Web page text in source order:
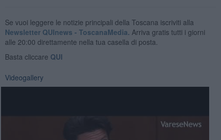
Se vuoi leggere le notizie principali della Toscana iscriviti alla
Newsletter QUInews - ToscanaMedia. Arriva gratis tutti i giorni
alle 20:00 direttamente nella tua casella di posta.
Basta cliccare QUI
Videogallery